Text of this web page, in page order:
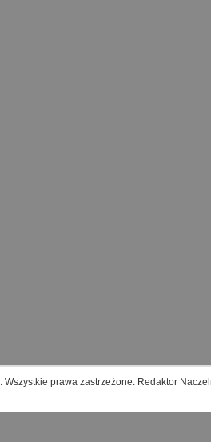
. Wszystkie prawa zastrzeżone. Redaktor